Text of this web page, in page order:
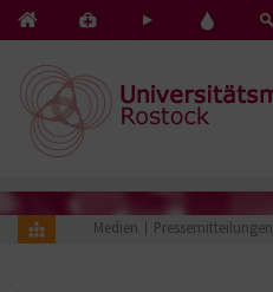
Kontakt
Notfälle
Pflege
Herz
Blut
Medien Pressemitteilungen